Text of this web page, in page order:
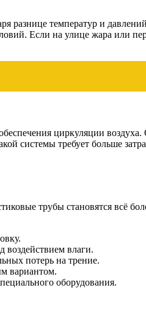
разнице температур и
Если на улице жара или
циркуляции
системы требует больше
трубы становятся всё
воздействием влаги.
потерь на трение.
вариантом.
оборудования.